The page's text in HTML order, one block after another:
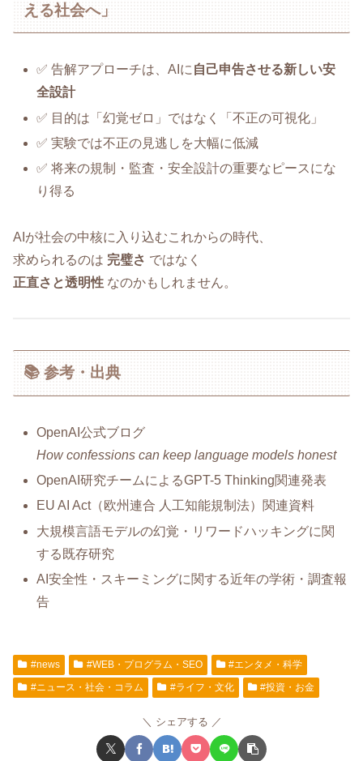
える社会へ」
✅ 告解アプローチは、AIに自己申告させる新しい安
全設計
✅ 目的は「幻覚ゼロ」ではなく「不正の可視化」
✅ 実験では不正の見逃しを大幅に低減
✅ 将来の規制・監査・安全設計の重要なピースにな
り得る
AIが社会の中核に入り込むこれからの時代、
求められるのは 完璧さ ではなく
正直さと透明性 なのかもしれません。
📚 参考・出典
OpenAI公式ブログ
How confessions can keep language models honest
OpenAI研究チームによるGPT-5 Thinking関連発表
EU AI Act（欧州連合 人工知能規制法）関連資料
大規模言語モデルの幻覚・リワードハッキングに関
する既存研究
AI安全性・スキーミングに関する近年の学術・調査報
告
#news #WEB・プログラム・SEO
#エンタメ・科学
#ニュース・社会・コラム
#ライフ・文化 #投資・お金
シェアする